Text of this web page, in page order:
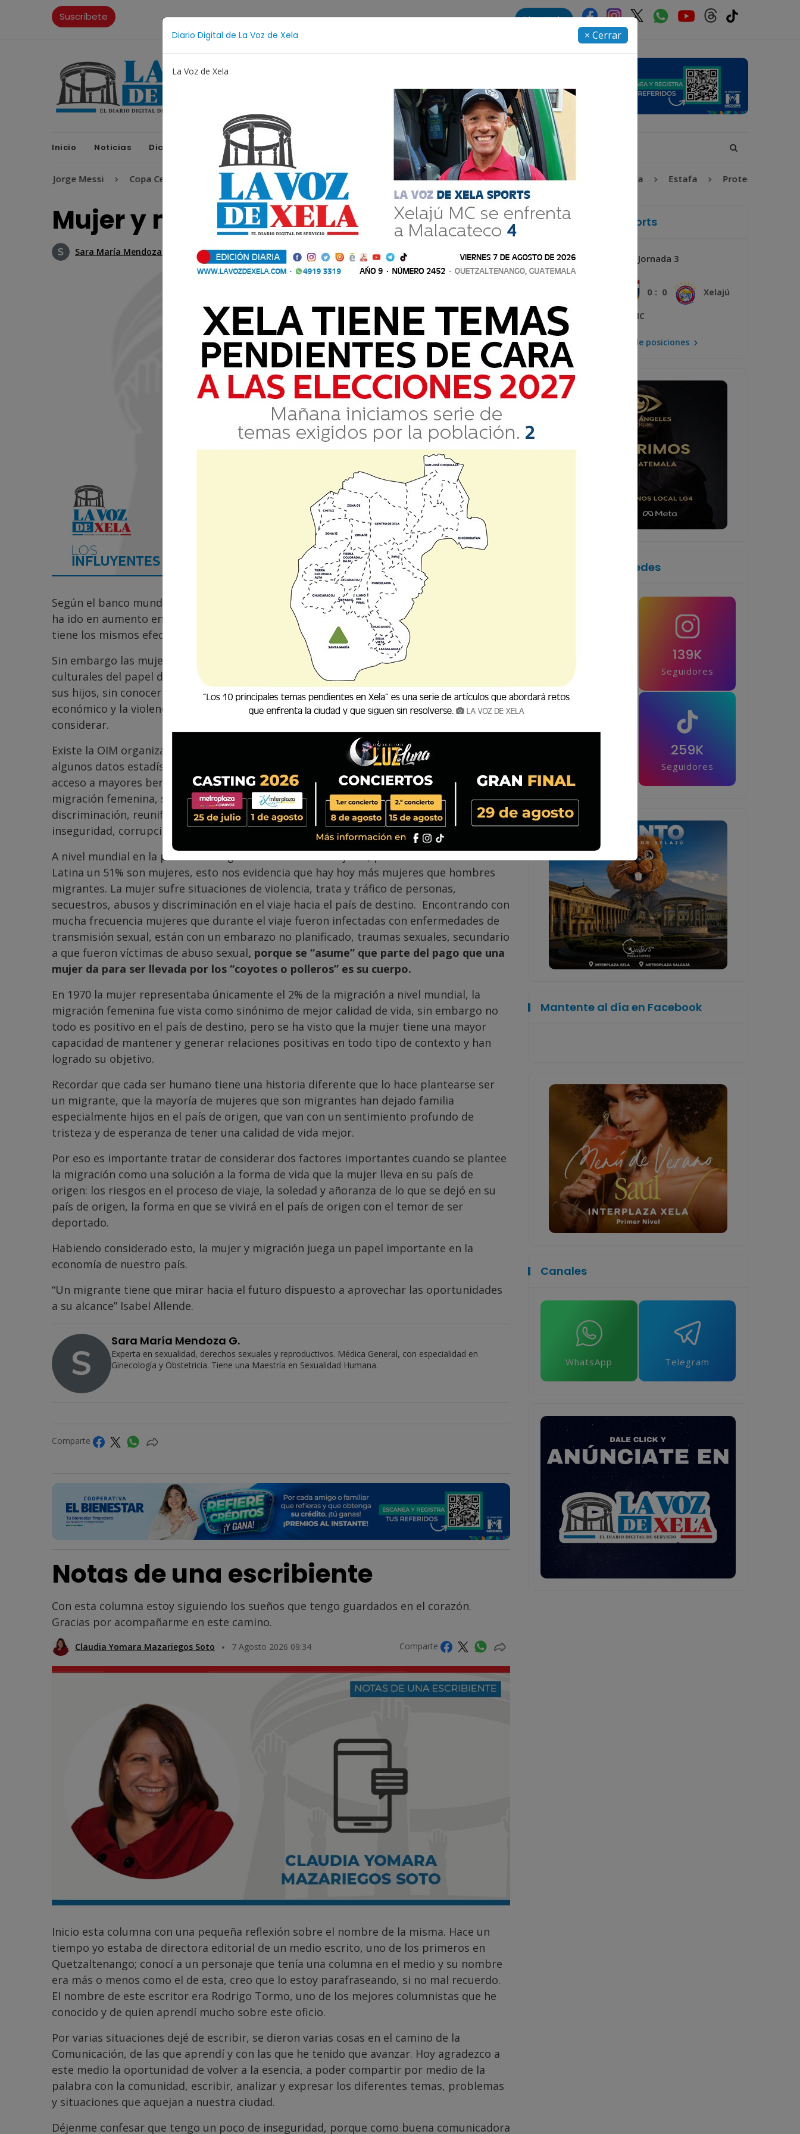
Diario Digital de La Voz de Xela × Cerrar
La Voz de Xela
Suscríbete Directorio
Inicio Noticias Diario Digital Opiniones La Voz de Xela Sports Contáctanos LA VOZ 25
Jorge Messi Copa Centroamericana Patzicía Escritura Noveno Aniversario Fichajes Niñez y Adolescencia Estafa Protección Infantil
Mujer y migración
Sara María Mendoza G. 5 Febrero 2020 09:00 Comparte
Según el banco mundial, casi la mitad de población migrante son mujeres, número que
ha ido en aumento en los últimos 20 años, situación que es muy importante porque
tiene los mismos efectos económicos que la migración masculina, envían remesas.
Sin embargo las mujeres que han decidió irse del país, aun choca con las condiciones
culturales del papel de madre y reciben calificativos como “ingratas” porque dejaron a
sus hijos, sin conocer el contexto que las hizo irse en la mayoría de los casos fue el
económico y la violencia intrafamiliar que son dos aspectos muy importantes a
considerar.
Existe la OIM organización internacional para las migraciones de la ONU, quien maneja
algunos datos estadísticos donde reportan pobreza, desempleo o las expectativas de
acceso a mayores beneficios en el país de destino como los principales motivos de
migración femenina, sin embargo existen otras causas no económicas como:
discriminación, reunificación familiar en el país de destino, causas criminales, entre ellas
inseguridad, corrupción o delincuencia organizada.
A nivel mundial en la población migrante un 49% son mujeres, pero a nivel de América
Latina un 51% son mujeres, esto nos evidencia que hay hoy más mujeres que hombres
migrantes. La mujer sufre situaciones de violencia, trata y tráfico de personas,
secuestros, abusos y discriminación en el viaje hacia el país de destino. Encontrando con
mucha frecuencia mujeres que durante el viaje fueron infectadas con enfermedades de
transmisión sexual, están con un embarazo no planificado, traumas sexuales, secundario
a que fueron víctimas de abuso sexual, porque se “asume” que parte del pago que una
mujer da para ser llevada por los “coyotes o polleros” es su cuerpo.
En 1970 la mujer representaba únicamente el 2% de la migración a nivel mundial, la
migración femenina fue vista como sinónimo de mejor calidad de vida, sin embargo no
todo es positivo en el país de destino, pero se ha visto que la mujer tiene una mayor
capacidad de mantener y generar relaciones positivas en todo tipo de contexto y han
logrado su objetivo.
Recordar que cada ser humano tiene una historia diferente que lo hace plantearse ser
un migrante, que la mayoría de mujeres que son migrantes han dejado familia
especialmente hijos en el país de origen, que van con un sentimiento profundo de
tristeza y de esperanza de tener una calidad de vida mejor.
Por eso es importante tratar de considerar dos factores importantes cuando se plantee
la migración como una solución a la forma de vida que la mujer lleva en su país de
origen: los riesgos en el proceso de viaje, la soledad y añoranza de lo que se dejó en su
país de origen, la forma en que se vivirá en el país de origen con el temor de ser
deportado.
Habiendo considerado esto, la mujer y migración juega un papel importante en la
economía de nuestro país.
“Un migrante tiene que mirar hacia el futuro dispuesto a aprovechar las oportunidades
a su alcance” Isabel Allende.
Sara María Mendoza G.
Experta en sexualidad, derechos sexuales y reproductivos. Médica General, con especialidad en
Ginecología y Obstetricia. Tiene una Maestría en Sexualidad Humana.
Comparte
Notas de una escribiente
Con esta columna estoy siguiendo los sueños que tengo guardados en el corazón.
Gracias por acompañarme en este camino.
Claudia Yomara Mazariegos Soto 7 Agosto 2026 09:34 Comparte
Inicio esta columna con una pequeña reflexión sobre el nombre de la misma. Hace un
tiempo yo estaba de directora editorial de un medio escrito, uno de los primeros en
Quetzaltenango; conocí a un personaje que tenía una columna en el medio y su nombre
era más o menos como el de esta, creo que lo estoy parafraseando, si no mal recuerdo.
El nombre de este escritor era Rodrigo Tormo, uno de los mejores columnistas que he
conocido y de quien aprendí mucho sobre este oficio.
Por varias situaciones dejé de escribir, se dieron varias cosas en el camino de la
Comunicación, de las que aprendí y con las que he tenido que avanzar. Hoy agradezco a
este medio la oportunidad de volver a la esencia, a poder compartir por medio de la
palabra con la comunidad, escribir, analizar y expresar los diferentes temas, problemas
y situaciones que aquejan a nuestra ciudad.
Déjenme confesar que tengo un poco de inseguridad, porque como buena comunicadora
La Voz de Xela Sports
Jornada 3
0 : 0 Xelajú
MC
Mira la tabla de posiciones
Síguenos en las redes
Seguidores
139K
Seguidores
259K
Seguidores
Mantente al día en Facebook
Canales
WhatsApp Telegram